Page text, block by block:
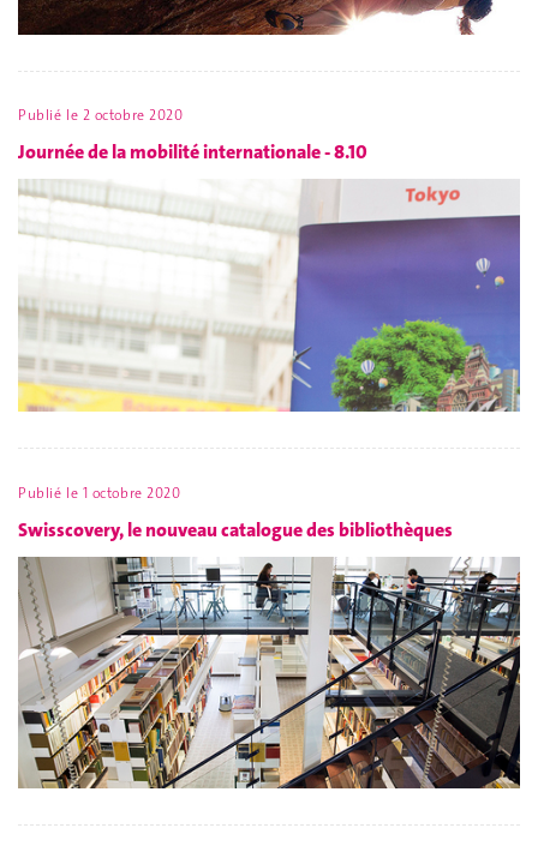
Publié le 2 octobre 2020
Journée de la mobilité internationale - 8.10
Publié le 1 octobre 2020
Swisscovery, le nouveau catalogue des bibliothèques